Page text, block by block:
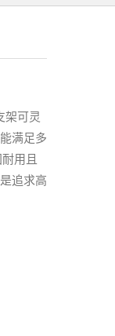
架可灵
满足多
用且
追求高